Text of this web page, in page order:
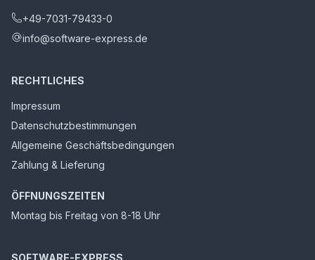
+49-7031-79433-0
info@software-express.de
RECHTLICHES
Impressum
Datenschutzbestimmungen
Allgemeine Geschäftsbedingungen
Zahlung & Lieferung
ÖFFNUNGSZEITEN
Montag bis Freitag von 8-18 Uhr
SOFTWARE-EXPRESS